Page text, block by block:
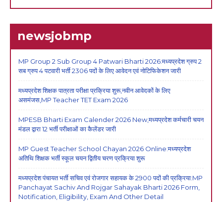
newsjobmp
MP Group 2 Sub Group 4 Patwari Bharti 2026:मध्यप्रदेश ग्रुप 2
सब ग्रुप 4 पटवारी भर्ती 2306 पदों के लिए आवेदन एवं नोटिफिकेशन जारी
मध्यप्रदेश शिक्षक पात्रता परीक्षा प्रक्रिया शुरू,नवीन आवेदकों के लिए
असमंजस,MP Teacher TET Exam 2026
MPESB Bharti Exam Calender 2026 New,मध्यप्रदेश कर्मचारी चयन
मंडल द्वारा 12 भर्ती परीक्षाओं का कैलेंडर जारी
MP Guest Teacher School Chayan 2026 Online:मध्यप्रदेश
अतिथि शिक्षक भर्ती स्कूल चयन द्वितीय चरण प्रक्रिया शुरू
मध्यप्रदेश पंचायत भर्ती सचिव एवं रोजगार सहायक के 2900 पदों की प्रक्रिया:MP
Panchayat Sachiv And Rojgar Sahayak Bharti 2026 Form,
Notification, Eligibility, Exam And Other Detail